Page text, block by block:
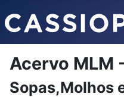
Acervo MLM
Sopas,Molhos